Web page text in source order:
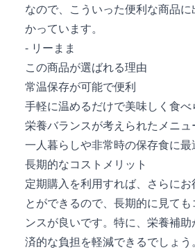
なので、こういった便利な商品
かっています。
- リーまま
この商品が選ばれる理由
常温保存が可能で便利
手軽に温めるだけで美味しく食べ
栄養バランスが考えられたメニュ
一人暮らしや非常時の保存食に最
長期的なコストメリット
定期購入を利用すれば、さらにお
とができるので、長期的に見て
ンスが良いです。特に、栄養補
済的な負担を軽減できるでしょう。